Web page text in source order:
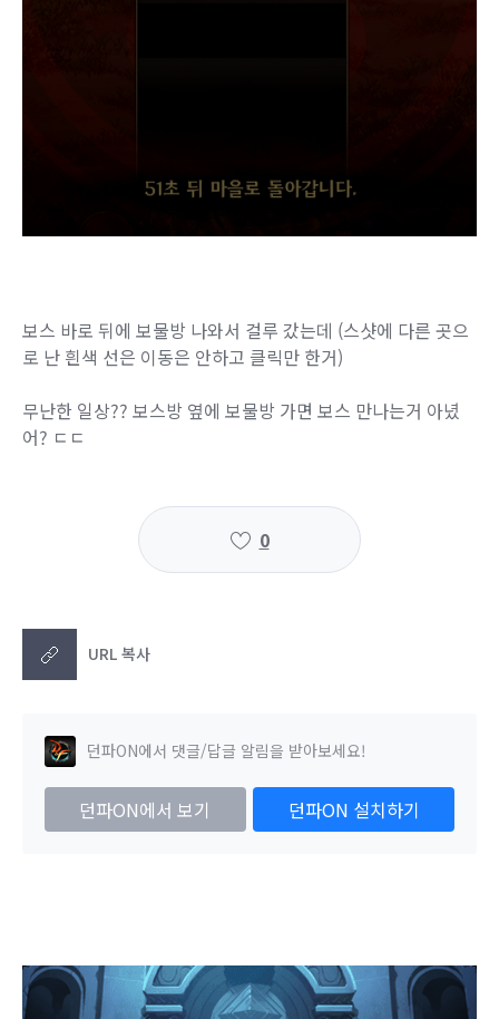
보스 바로 뒤에 보물방 나와서 걸루 갔는데 (스샷에 다른 곳으
로 난 흰색 선은 이동은 안하고 클릭만 한거)
무난한 일상?? 보스방 옆에 보물방 가면 보스 만나는거 아녔
어? ㄷㄷ
0
URL 복사
던파ON에서 댓글/답글 알림을 받아보세요!
던파ON에서 보기 던파ON 설치하기